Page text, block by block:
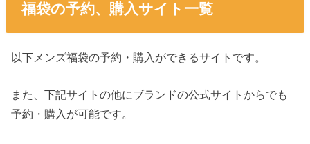
福袋の予約、購入サイト一覧
以下メンズ福袋の予約・購入ができるサイトです。
また、下記サイトの他にブランドの公式サイトからでも
予約・購入が可能です。